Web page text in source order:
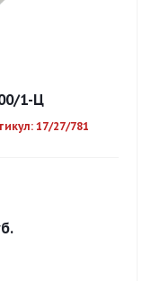
1-Ц
17/27/781